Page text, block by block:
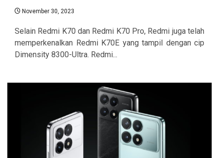
November 30, 2023
Selain Redmi K70 dan Redmi K70 Pro, Redmi juga telah
memperkenalkan Redmi K70E yang tampil dengan cip
Dimensity 8300-Ultra. Redmi...